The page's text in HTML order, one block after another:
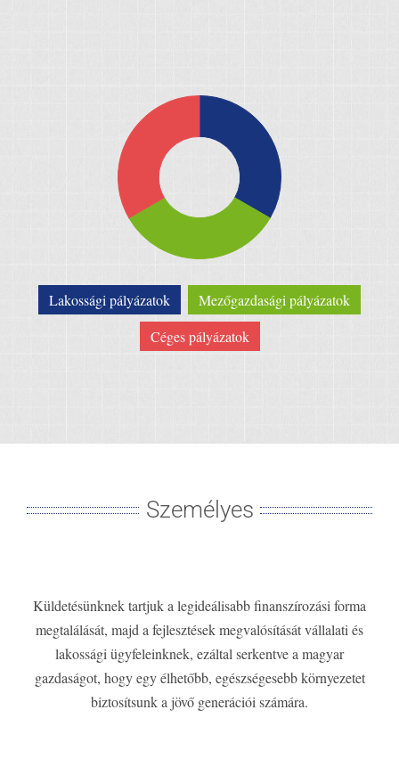
Lakossági pályázatok
Mezőgazdasági pályázatok
Céges pályázatok
Személyes
Küldetésünknek tartjuk a legideálisabb finanszírozási forma
megtalálását, majd a fejlesztések megvalósítását vállalati és
lakossági ügyfeleinknek, ezáltal serkentve a magyar
gazdaságot, hogy egy élhetőbb, egészségesebb környezetet
biztosítsunk a jövő generációi számára.